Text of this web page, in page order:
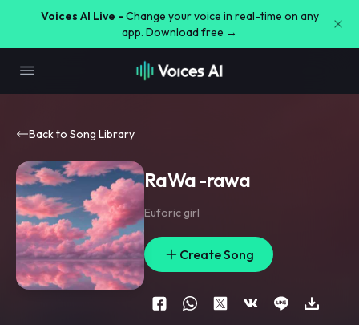
Voices AI Live - Change your voice in real-time on any
app. Download free →
Back to Song Library
RaWa -rawa
Euforic girl
Create Song